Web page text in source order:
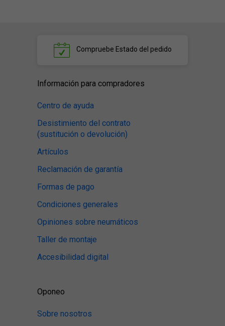
Compruebe Estado del pedido
Información para compradores
Centro de ayuda
Desistimiento del contrato
(sustitución o devolución)
Artículos
Reclamación de garantía
Formas de pago
Condiciones generales
Opiniones sobre neumáticos
Taller de montaje
Accesibilidad digital
Oponeo
Sobre nosotros